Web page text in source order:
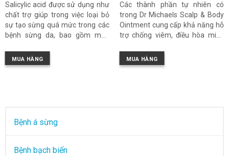
Salicylic acid được sử dụng như
chất trợ giúp trong việc loại bỏ
sự tạo sừng quá mức trong các
bệnh sừng da, bao gồm mụn
nhau;chứng dày sừng bàn chân
và bàn tay, dày sừng nang lông
vùng chân.
MUA HÀNG
Các thành phần tự nhiên có
trong Dr Michaels Scalp & Body
Ointment cung cấp khả năng hỗ
trợ chống viêm, điều hòa miễn
trùng, chống nấm, sát trùng,
chống ngứa, chống tăng sinh tế
MUA HÀNG
Bệnh á sừng
Bệnh bạch biến